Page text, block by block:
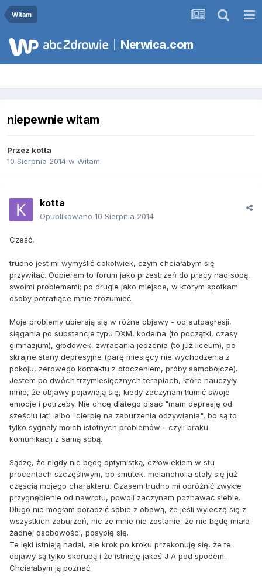
Witam
Nerwica.com
niepewnie witam
Przez kotta
10 Sierpnia 2014 w Witam
kotta
Opublikowano 10 Sierpnia 2014
Cześć,
trudno jest mi wymyślić cokolwiek, czym chciałabym się
przywitać. Odbieram to forum jako przestrzeń do pracy nad sobą,
swoimi problemami; po drugie jako miejsce, w którym spotkam
osoby potrafiące mnie zrozumieć.
Moje problemy ubierają się w różne objawy - od autoagresji,
sięgania po substancje typu DXM, kodeina (to początki, czasy
gimnazjum), głodówek, zwracania jedzenia (to już liceum), po
skrajne stany depresyjne (parę miesięcy nie wychodzenia z
pokoju, zerowego kontaktu z otoczeniem, próby samobójcze).
Jestem po dwóch trzymiesięcznych terapiach, które nauczyły
mnie, że objawy pojawiają się, kiedy zaczynam tłumić swoje
emocje i potrzeby. Nie chcę dlatego pisać "mam depresję od
sześciu lat" albo "cierpię na zaburzenia odżywiania", bo są to
tylko sygnały moich istotnych problemów - czyli braku
komunikacji z samą sobą.
Sądzę, że nigdy nie będę optymistką, człowiekiem w stu
procentach szczęśliwym, bo smutek, melancholia stały się już
częścią mojego charakteru. Czasem trudno mi odróżnić zwykłe
przygnębienie od nawrotu, powoli zaczynam poznawać siebie.
Długo nie mogłam poradzić sobie z obawą, że jeśli wyleczę się z
wszystkich zaburzeń, nic ze mnie nie zostanie, że nie będę miała
żadnej osobowości, posypię się.
Te lęki istnieją nadal, ale krok po kroku przekonuję się, że te
objawy są tylko skorupą i że istnieję jakaś J A pod spodem.
Chciałabym ją poznać.